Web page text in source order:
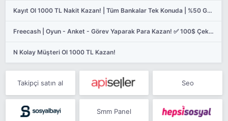
Kayıt Ol 1000 TL Nakit Kazan! | Tüm Bankalar Tek Konuda | %50 Geri Ödeme Kanıtlı ✅
Freecash | Oyun - Anket - Görev Yaparak Para Kazan! ✅ 100$ Çekim Kanıtlı
N Kolay Müşteri Ol 1000 TL Kazan!
Takipçi satın al Seo
Smm Panel